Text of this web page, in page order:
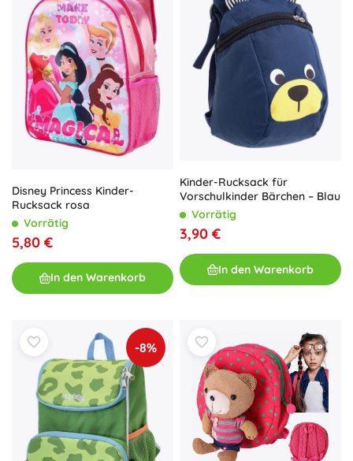
Disney Princess Kinder-
Rucksack rosa
Vorrätig
5,80 €
In den Warenkorb
Kinder-Rucksack für
Vorschulkinder Bärchen – Blau
Vorrätig
3,90 €
In den Warenkorb
-8%